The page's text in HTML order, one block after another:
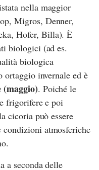
nella maggior
,Migros, Denner,
,Hofer, Billa). È
biologici (ad es.
biologica
invernale ed è
. Poiché le
frigorifere e poi
cicoria può essere
condizioni atmosferiche
a seconda delle